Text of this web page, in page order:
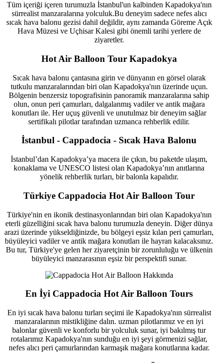
Tüm içeriği içeren turumuzla İstanbul'un kalbinden Kapadokya'nın
sürrealist manzaralarına yolculuk.Bu deneyim sadece nefes alıcı
sıcak hava balonu gezisi dahil değildir, aynı zamanda Göreme Açık
Hava Müzesi ve Uçhisar Kalesi gibi önemli tarihi yerlere de
ziyaretler.
Hot Air Balloon Tour Kapadokya
Sıcak hava balonu çantasına girin ve dünyanın en görsel olarak
tutkulu manzaralarından biri olan Kapadokya'nın üzerinde uçun.
Bölgenin benzersiz topografisinin panoramik manzaralarına sahip
olun, onun peri çamurları, dalgalanmış vadiler ve antik mağara
konutları ile. Her uçuş güvenli ve unutulmaz bir deneyim sağlar
sertifikalı pilotlar tarafından uzmanca rehberlik edilir.
İstanbul - Cappadocia - Sıcak Hava Balonu
İstanbul’dan Kapadokya’ya macera ile çıkın, bu paketde ulaşım,
konaklama ve UNESCO listesi olan Kapadokya’nın anıtlarına
yönelik rehberlik turları, bir balonla kapalıdır.
Türkiye Cappadocia Hot Air Balloon Tour
Türkiye'nin en ikonik destinasyonlarından biri olan Kapadokya'nın
eterli güzelliğini sıcak hava balonu turumuzla deneyin. Diğer dünya
arazi üzerinde yükseldiğinizde, bu bölgeyi eşsiz kılan peri çamurları,
büyüleyici vadiler ve antik mağara konutları ile hayran kalacaksınız.
Bu tur, Türkiye'ye gelen her ziyaretçinin bir zorunluluğu ve ülkenin
büyüleyici manzarasının eşsiz bir perspektifi sunar.
En İyi Cappadocia Hot Air Balloon Tours
En iyi sıcak hava balonu turları seçimi ile Kapadokya'nın sürrealist
manzaralarının mistikliğine dalın. uzman pilotlarımız ve en iyi
balonlar güvenli ve konforlu bir yolculuk sunar, iyi bakılmış tur
rotalarımız Kapadokya'nın sunduğu en iyi şeyi görmenizi sağlar,
nefes alıcı peri çamurlarından karmaşık mağara konutlarına kadar.